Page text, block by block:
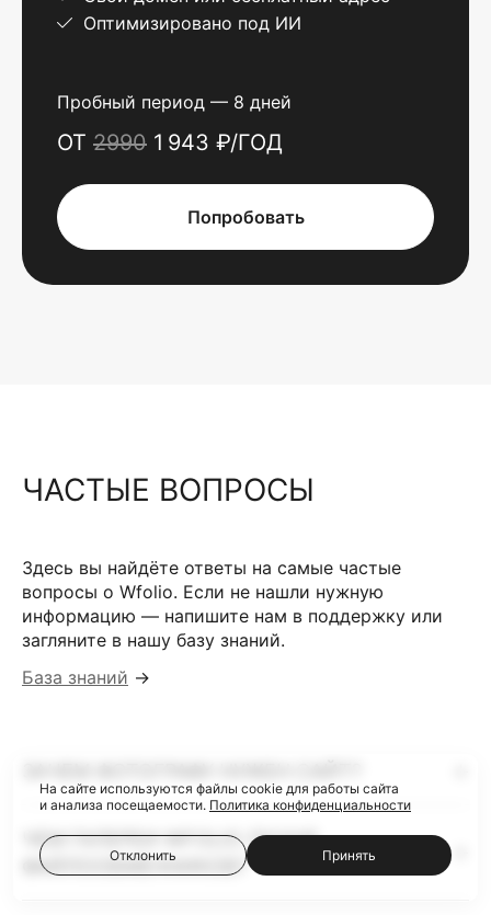
Оптимизировано под ИИ
Пробный период — 8 дней
ОТ 2990 1 943 ₽/ГОД
Попробовать
ЧАСТЫЕ ВОПРОСЫ
Здесь вы найдёте ответы на самые частые
вопросы о Wfolio. Если не нашли нужную
информацию — напишите нам в поддержку или
загляните в нашу базу знаний.
База знаний →
ЧЕМ ГАЛЕРЕИ WFOLIO ЛУЧШЕ
ФАЙЛООБМЕННИКОВ?
На сайте используются файлы cookie для работы сайта
и анализа посещаемости. Политика конфиденциальности
Отклонить Принять